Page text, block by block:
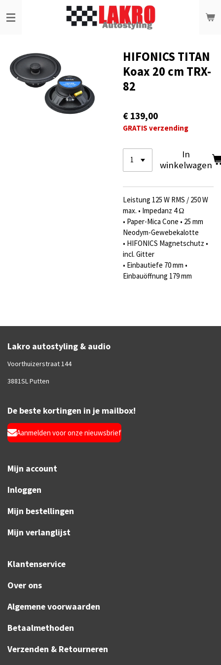
direct
hoofdinhoud
HIFONICS TITAN
Koax 20 cm TRX-
82
€ 139,00
GRATIS verzending
In
winkelwagen
Leistung 125 W RMS / 250 W
max. • Impedanz 4 Ω
• Paper-Mica Cone • 25 mm
Neodym-Gewebekalotte
• HIFONICS Magnetschutz •
incl. Gitter
• Einbautiefe 70 mm •
Einbauöffnung 179 mm
Lakro autostyling & audio
Voorthuizerstraat 144
3881SL Putten
De beste kortingen in je mailbox!
Aanmelden voor onze nieuwsbrief
Mijn account
Inloggen
Mijn bestellingen
Mijn verlanglijst
Klantenservice
Over ons
Algemene voorwaarden
Betaalmethoden
Verzenden & Retourneren